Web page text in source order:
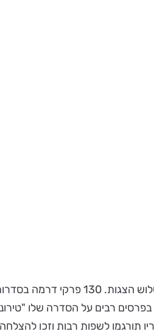
בני ברבש סופר, מחזאי ותסריטאי.
רבים על הסדרה שלו
תורגמו לשפות רבות וזכו